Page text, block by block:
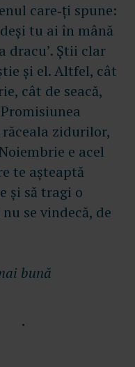
care‑ți spune:
tu ai în mână
dracu’. Știi clar
și el. Altfel, cât
cât de seacă,
zidurilor,
e acel
te așteaptă
și să tragi o
se vindecă, de
bună